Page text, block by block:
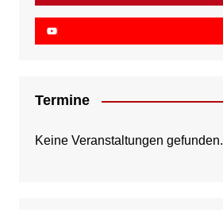
Termine
Keine Veranstaltungen gefunden.